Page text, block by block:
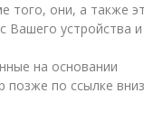
того, они, а также
Вашего устройства и
на основании
позже по ссылке